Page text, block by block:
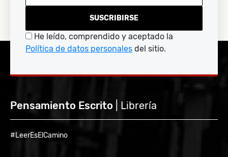
SUSCRIBIRSE
He leído, comprendido y aceptado la
Política de datos personales del sitio.
Pensamiento Escrito | Librería
#LeerEsElCamino